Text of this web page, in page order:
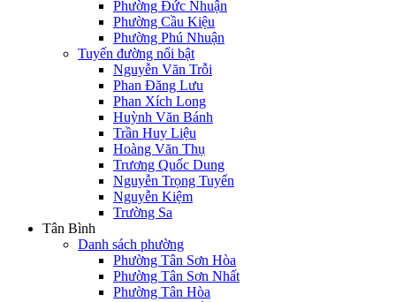
Phường Đức Nhuận
Phường Cầu Kiệu
Phường Phú Nhuận
Tuyến đường nổi bật
Nguyễn Văn Trỗi
Phan Đăng Lưu
Phan Xích Long
Huỳnh Văn Bánh
Trần Huy Liệu
Hoàng Văn Thụ
Trương Quốc Dung
Nguyễn Trọng Tuyển
Nguyễn Kiệm
Trường Sa
Tân Bình
Danh sách phường
Phường Tân Sơn Hòa
Phường Tân Sơn Nhất
Phường Tân Hòa